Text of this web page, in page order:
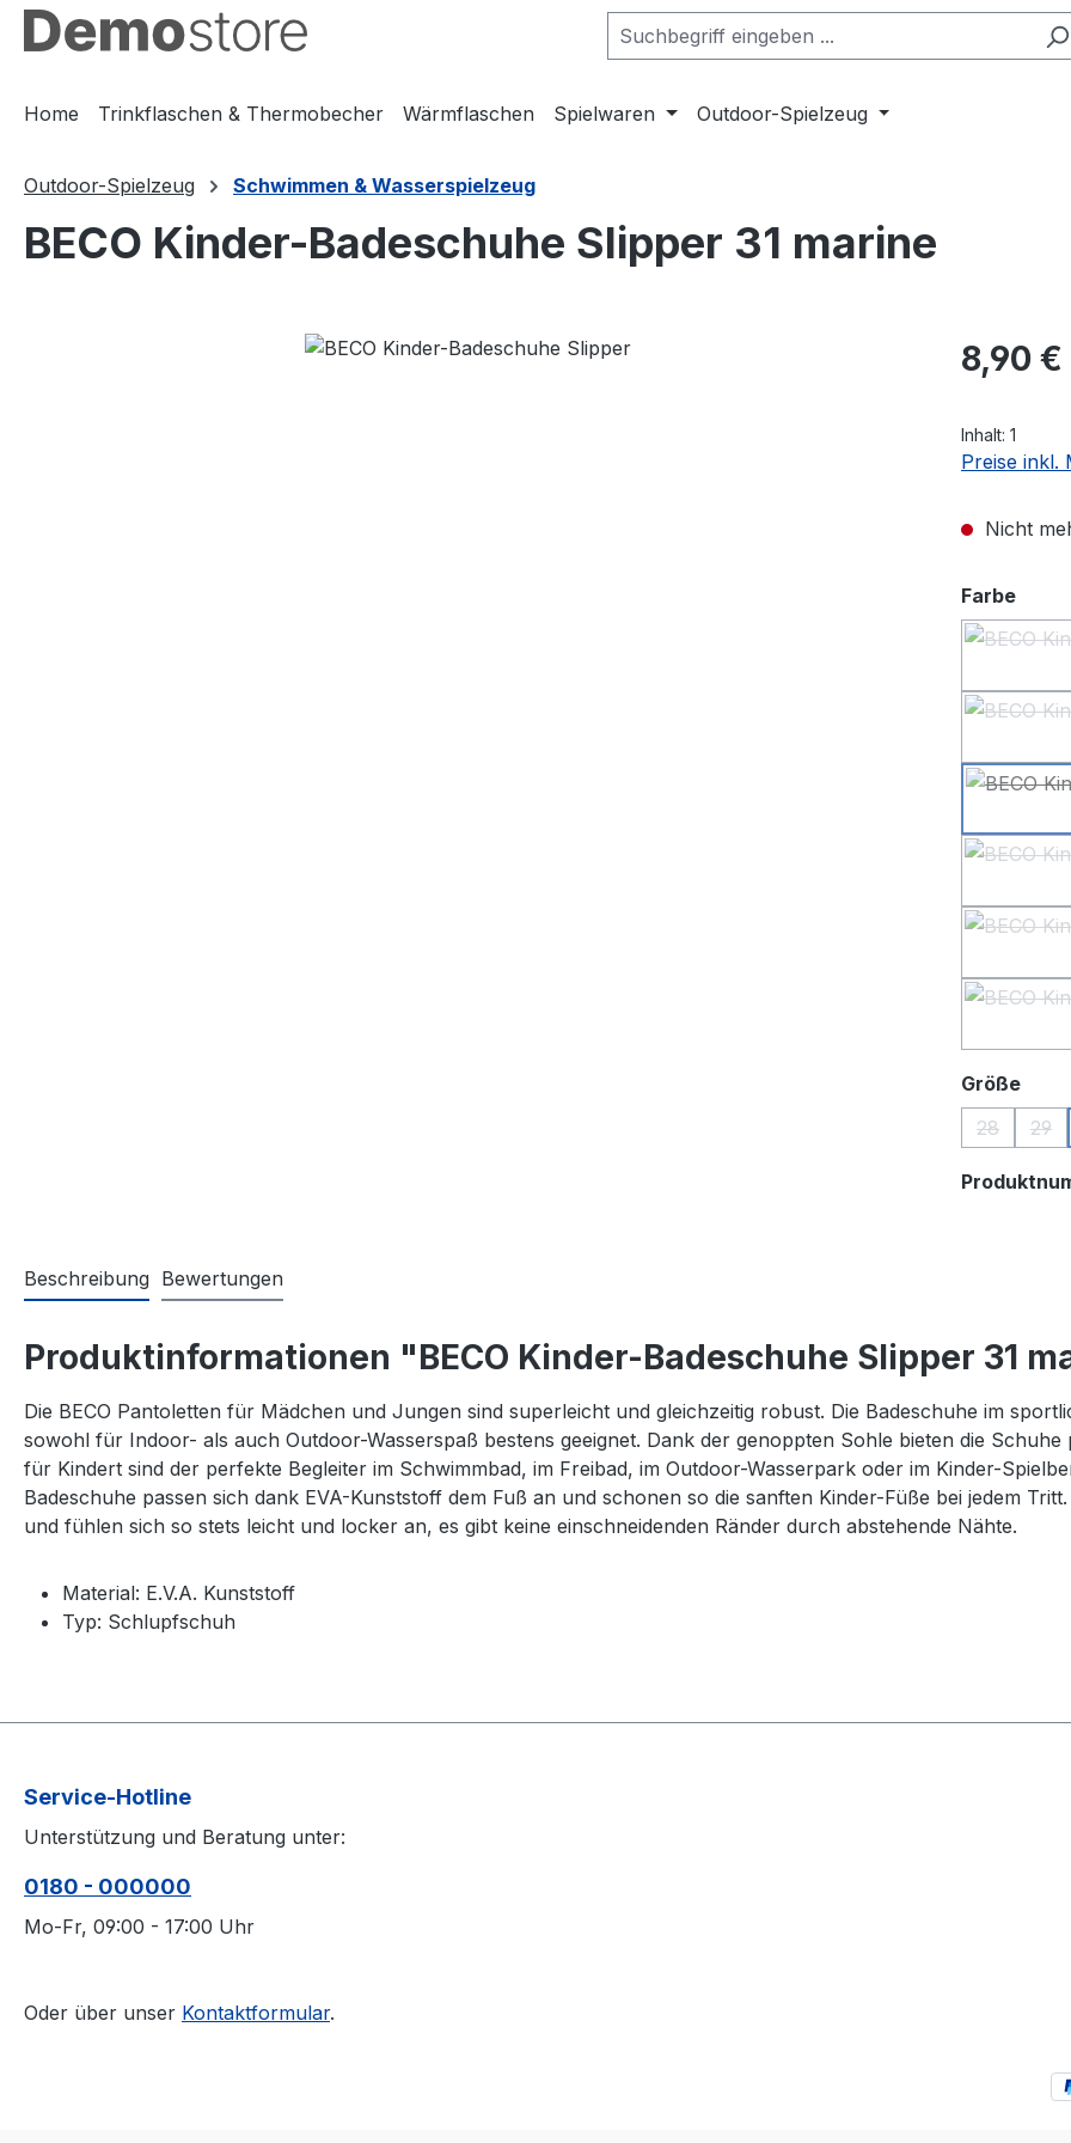
Hauptinhalt springen
Zur Suche springen
Zur Hauptnavigation springen
Home Trinkflaschen & Thermobecher Wärmflaschen Spielwaren Outdoor-Spielzeug
Outdoor-Spielzeug Schwimmen & Wasserspielzeug
BECO Kinder-Badeschuhe Slipper 31 marine
Regulärer
8,90 €
Inhalt: 1
Preise inkl.
Nicht
Farbe
Größe
28
(Diese
29
Beschreibung Bewertungen
Produktinformationen "BECO Kinder-Badeschuhe Slipper 31
Die BECO Pantoletten für Mädchen und Jungen sind superleicht und gleichzeitig robust. Die Badeschuhe im
sowohl für Indoor- als auch Outdoor-Wasserspaß bestens geeignet. Dank der genoppten Sohle bieten die
für Kindert sind der perfekte Begleiter im Schwimmbad, im Freibad, im Outdoor-Wasserpark oder im Kinder-
Badeschuhe passen sich dank EVA-Kunststoff dem Fuß an und schonen so die sanften Kinder-Füße bei jedem
und fühlen sich so stets leicht und locker an, es gibt keine einschneidenden Ränder durch abstehende Nähte.
Material: E.V.A. Kunststoff
Typ: Schlupfschuh
Service-Hotline
Unterstützung und Beratung unter:
0180 - 000000
Mo-Fr, 09:00 - 17:00 Uhr
Oder über unser Kontaktformular.